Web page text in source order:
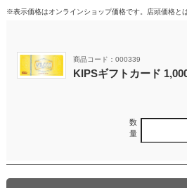
※表示価格はオンラインショップ価格です。店頭価格と
商品コード：000339
KIPSギフトカード
数
量